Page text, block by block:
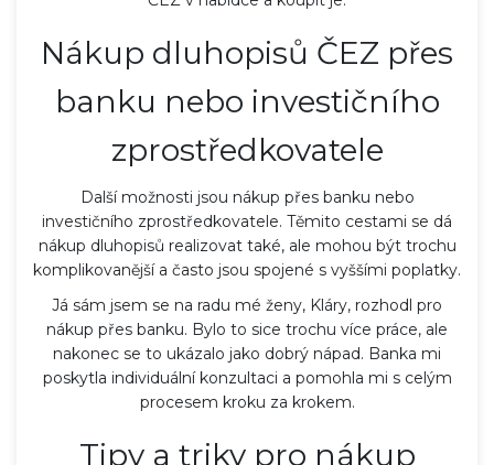
Nákup dluhopisů ČEZ přes
banku nebo investičního
zprostředkovatele
Další možnosti jsou nákup přes banku nebo
investičního zprostředkovatele. Těmito cestami se dá
nákup dluhopisů realizovat také, ale mohou být trochu
komplikovanější a často jsou spojené s vyššími poplatky.
Já sám jsem se na radu mé ženy, Kláry, rozhodl pro
nákup přes banku. Bylo to sice trochu více práce, ale
nakonec se to ukázalo jako dobrý nápad. Banka mi
poskytla individuální konzultaci a pomohla mi s celým
procesem kroku za krokem.
Tipy a triky pro nákup